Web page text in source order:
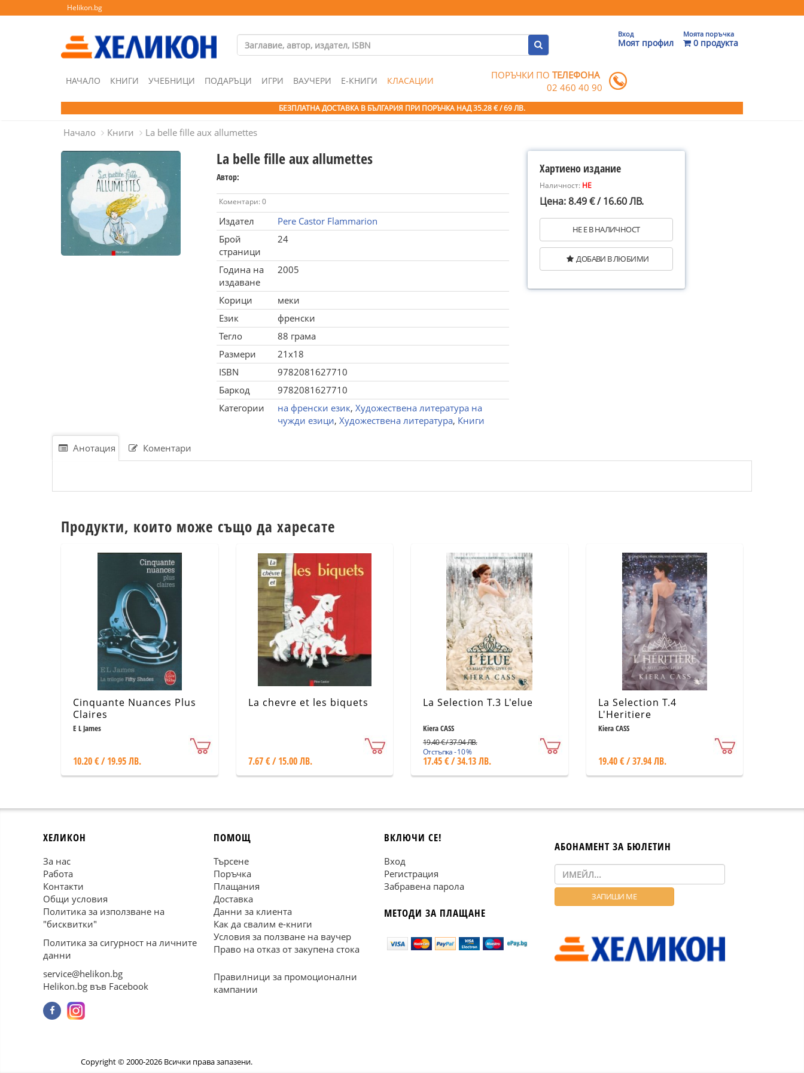
Helikon.bg
Вход
Моят профил
Моята поръчка
0 продукта
НАЧАЛО КНИГИ УЧЕБНИЦИ ПОДАРЪЦИ ИГРИ ВАУЧЕРИ Е-КНИГИ КЛАСАЦИИ ПОРЪЧКИ ПОТЕЛЕФОНА
02 460 40 90
БЕЗПЛАТНА ДОСТАВКА В БЪЛГАРИЯ ПРИ ПОРЪЧКА НАД 35.28 € / 69 ЛВ.
Начало Книги La belle fille aux allumettes
La belle fille aux allumettes
Автор:
Коментари: 0
Издател
Pere Castor Flammarion
Брой
страници
24
Година на
издаване
2005
Корици
меки
Език
френски
Тегло
88 грама
Размери
21x18
ISBN
9782081627710
Баркод
9782081627710
Категории
на френски език, Художествена литература на
чужди езици, Художествена литература, Книги
Хартиено издание
Наличност: НЕ
Цена: 8.49 € / 16.60 ЛВ.
НЕ Е В НАЛИЧНОСТ
ДОБАВИ В ЛЮБИМИ
Анотация Коментари
Продукти, които може също да харесате
Cinquante Nuances Plus
Claires
E L James
10.20 € / 19.95 ЛВ.
La chevre et les biquets
7.67 € / 15.00 ЛВ.
La Selection T.3 L'elue
Kiera CASS
19.40 € / 37.94 ЛВ.
Отстъпка - 10 %
17.45 € / 34.13 ЛВ.
La Selection T.4
L'Heritiere
Kiera CASS
19.40 € / 37.94 ЛВ.
ХЕЛИКОН
За нас
Работа
Контакти
Общи условия
Политика за използване на
"бисквитки"
Политика за сигурност на личните
данни
service@helikon.bg
Helikon.bg във Facebook
ПОМОЩ
Търсене
Поръчка
Плащания
Доставка
Данни за клиента
Как да свалим е-книги
Условия за ползване на ваучер
Право на отказ от закупена стока
Правилници за промоционални
кампании
ВКЛЮЧИ СЕ!
Вход
Регистрация
Забравена парола
МЕТОДИ ЗА ПЛАЩАНЕ
АБОНАМЕНТ ЗА БЮЛЕТИН
Copyright © 2000-2026 Всички права запазени.